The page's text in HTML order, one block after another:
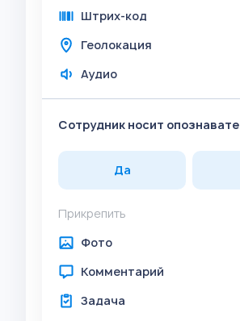
Штрих-код
Геолокация
Аудио
Сотрудник носит
Да
Прикрепить
Фото
Комментарий
Задача